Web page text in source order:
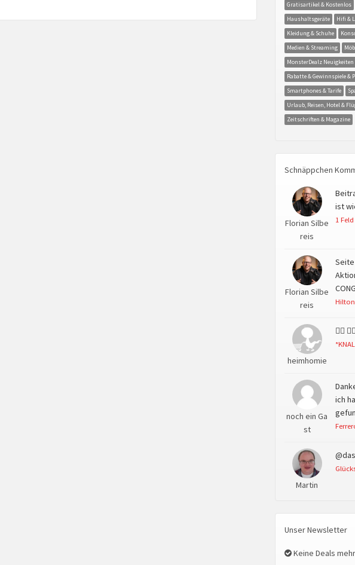
Gratisartikel & Kostenlos
Haushaltsgeräte
Hifi &
Kleidung & Schuhe
Medien & Streaming
MonsterDealz Neuigkeiten
Rabatte & Gewinnspiele &
Smartphones & Tarife
Urlaub, Reisen, Hotel &
Zeitschriften & Magazine
Schnäppchen
Florian Silbe
reis
ist
1
Florian Silbe
reis
heimhomie
👍🏻
noch ein Ga
st
ich
Martin
Unser Newsletter
Keine Deals